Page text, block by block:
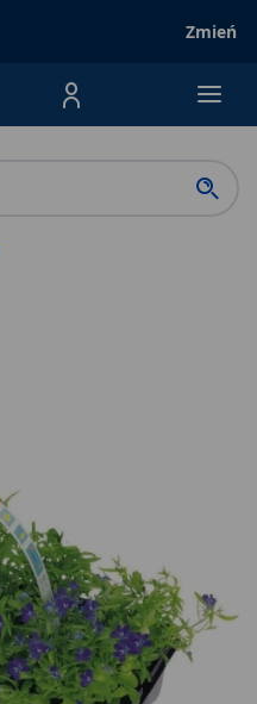
Zmień
Menu Produktów,